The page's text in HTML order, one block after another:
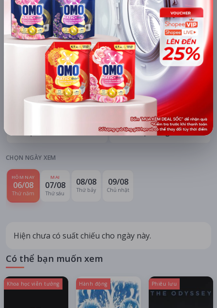
Chi tiết
LỊCH CHIẾU BÌNH LUẬN ĐÁNH GIÁ TIN TỨC
HỆ THỐNG RẠP
Tất cả hệ thống
CHỌN NGÀY XEM
HÔM NAY
06/08
Thứ năm
MAI
07/08
Thứ sáu
08/08
Thứ bảy
09/08
Chủ nhật
Hiện chưa có suất chiếu cho ngày này.
Có thể bạn muốn xem
Khoa học viễn tưởng Hành động Phiêu lưu